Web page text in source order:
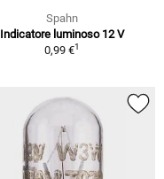
Spahn
Indicatore luminoso 12 V
0,99 €1